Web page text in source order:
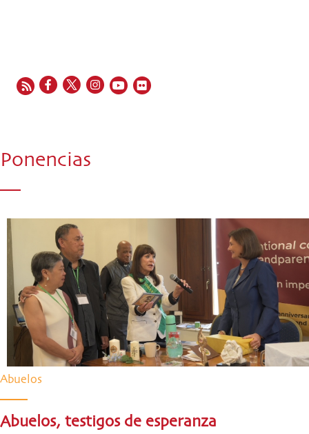
Ponencias
Abuelos
Abuelos, testigos de esperanza